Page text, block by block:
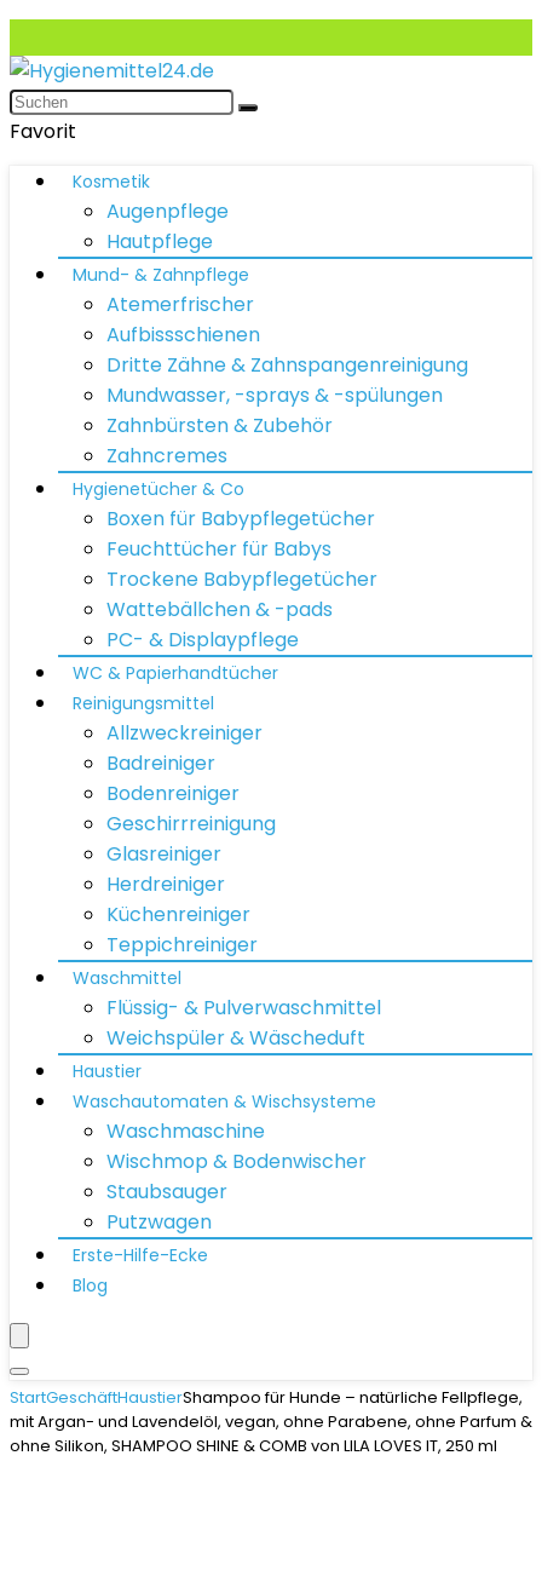
Favorit
Kosmetik
Augenpflege
Hautpflege
Mund- & Zahnpflege
Atemerfrischer
Aufbissschienen
Dritte Zähne & Zahnspangenreinigung
Mundwasser, -sprays & -spülungen
Zahnbürsten & Zubehör
Zahncremes
Hygienetücher & Co
Boxen für Babypflegetücher
Feuchttücher für Babys
Trockene Babypflegetücher
Wattebällchen & -pads
PC- & Displaypflege
WC & Papierhandtücher
Reinigungsmittel
Allzweckreiniger
Badreiniger
Bodenreiniger
Geschirrreinigung
Glasreiniger
Herdreiniger
Küchenreiniger
Teppichreiniger
Waschmittel
Flüssig- & Pulverwaschmittel
Weichspüler & Wäscheduft
Haustier
Waschautomaten & Wischsysteme
Waschmaschine
Wischmop & Bodenwischer
Staubsauger
Putzwagen
Erste-Hilfe-Ecke
Blog
StartGeschäftHaustierShampoo für Hunde – natürliche Fellpflege,
mit Argan- und Lavendelöl, vegan, ohne Parabene, ohne Parfum &
ohne Silikon, SHAMPOO SHINE & COMB von LILA LOVES IT, 250 ml